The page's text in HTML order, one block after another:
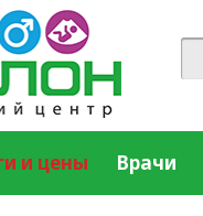
и цены Врачи